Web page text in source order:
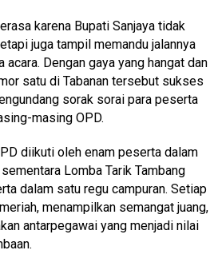
karena Bupati Sanjaya tidak
juga tampil memandu jalannya
Dengan gaya yang hangat dan
satu di Tabanan tersebut sukses
sorak sorai para peserta
masing OPD.
diikuti oleh enam peserta dalam
Lomba Tarik Tambang
dalam satu regu campuran. Setiap
menampilkan semangat juang,
antarpegawai yang menjadi nilai